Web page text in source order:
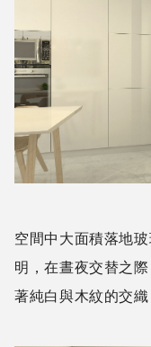
空間中大面積落地
明，在晝夜交替之
著純白與木紋的交